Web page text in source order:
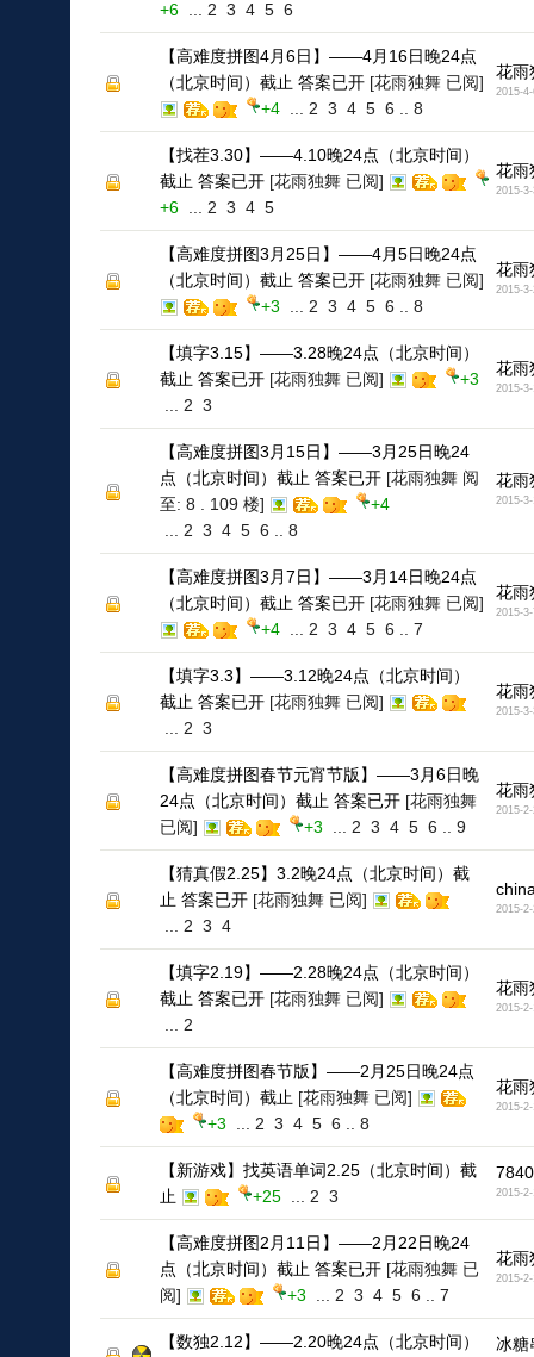
+6 2 3 4 5 6
【高难度拼图4月6日】——4月16日晚24点
（北京时间）截止 答案已开 [花雨独舞 已阅]
+4
2 3 4 5 6 8
花雨
2015-4-
【找茬3.30】——4.10晚24点（北京时间）
截止 答案已开 [花雨独舞 已阅]
+6
2 3 4 5
花雨
2015-
【高难度拼图3月25日】——4月5日晚24点
（北京时间）截止 答案已开 [花雨独舞 已阅]
+3
2 3 4 5 6 8
花雨
2015-
【填字3.15】——3.28晚24点（北京时间）
截止 答案已开 [花雨独舞 已阅]
+3
2 3
花雨
2015-
【高难度拼图3月15日】——3月25日晚24
点（北京时间）截止 答案已开 [花雨独舞 阅
至: 8 . 109 楼]
+4
2 3 4 5 6 8
花雨
2015-
【高难度拼图3月7日】——3月14日晚24点
（北京时间）截止 答案已开 [花雨独舞 已阅]
+4
2 3 4 5 6 7
花雨
2015-3-
【填字3.3】——3.12晚24点（北京时间）
截止 答案已开 [花雨独舞 已阅]
2 3
花雨
2015-3-
【高难度拼图春节元宵节版】——3月6日晚
24点（北京时间）截止 答案已开 [花雨独舞
已阅]
+3 2 3 4 5 6 9
花雨
2015-
【猜真假2.25】3.2晚24点（北京时间）截
止 答案已开 [花雨独舞 已阅]
2 3 4
2015-
【填字2.19】——2.28晚24点（北京时间）
截止 答案已开 [花雨独舞 已阅]
2
花雨
2015-
【高难度拼图春节版】——2月25日晚24点
（北京时间）截止 [花雨独舞 已阅]
+3
2 3 4 5 6 8
花雨
2015-
【新游戏】找英语单词2.25（北京时间）截
止
+25 2 3 2015-
【高难度拼图2月11日】——2月22日晚24
点（北京时间）截止 答案已开 [花雨独舞 已
阅]
+3 2 3 4 5 6 7
花雨
2015-
【数独2.12】——2.20晚24点（北京时间）
冰糖